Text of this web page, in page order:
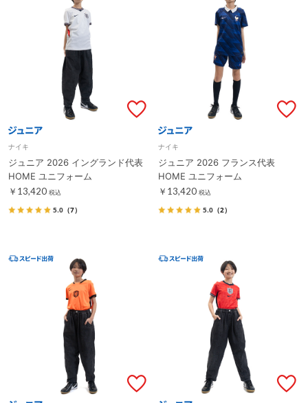
ナイキ
ジュニア 2026 イングランド代表
HOME ユニフォーム
￥13,420 税込
5.0 （7）
ナイキ
ジュニア 2026 フランス代表
HOME ユニフォーム
￥13,420 税込
5.0 （2）